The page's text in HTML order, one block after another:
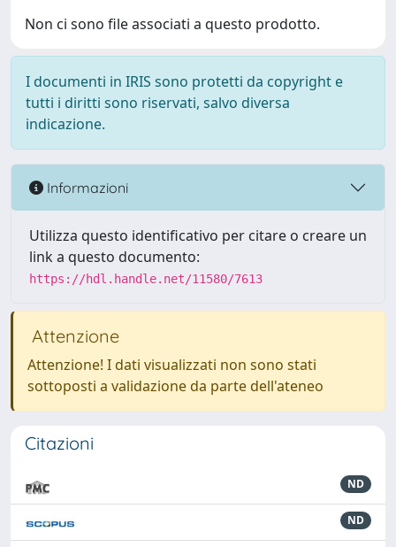
Non ci sono file associati a questo prodotto.
I documenti in IRIS sono protetti da copyright e
tutti i diritti sono riservati, salvo diversa
indicazione.
Informazioni
Utilizza questo identificativo per citare o creare un
link a questo documento:
https://hdl.handle.net/11580/7613
Attenzione
Attenzione! I dati visualizzati non sono stati
sottoposti a validazione da parte dell'ateneo
Citazioni
ND
ND